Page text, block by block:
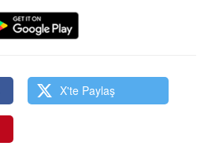
X'te Paylaş